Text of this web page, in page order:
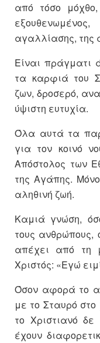
από τόσο
αγαλλίασης, της
Είναι πράγματι
τα καρφιά του
ζων, δροσερό,
ύψιστη ευτυχία.
Όλα αυτά τα
για τον κοινό
Απόστολος των
της Αγάπης.
αληθινή ζωή.
Καμιά γνώση,
τους ανθρώπους,
απέχει από τη
Χριστός: «Εγώ
Όσον αφορά το
με το Σταυρό στο
το Χριστιανό δε
έχουν